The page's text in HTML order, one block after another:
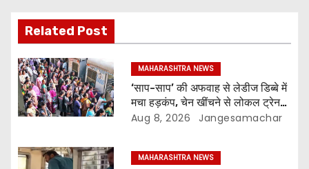
Related Post
MAHARASHTRA NEWS
‘साप-साप’ की अफवाह से लेडीज डिब्बे में
मचा हड़कंप, चेन खींचने से लोकल ट्रेन
चार बार रुकी; कुर्ला में सभी महिलाओं की
Aug 8, 2026 Jangesamachar
MAHARASHTRA NEWS